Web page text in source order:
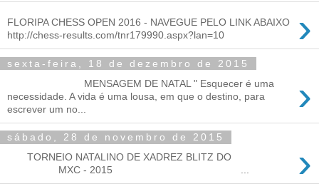
›
FLORIPA CHESS OPEN 2016 - NAVEGUE PELO LINK ABAIXO
http://chess-results.com/tnr179990.aspx?lan=10
sexta-feira, 18 de dezembro de 2015
›
MENSAGEM DE NATAL " Esquecer é uma
necessidade. A vida é uma lousa, em que o destino, para
escrever um no...
sábado, 28 de novembro de 2015
›
TORNEIO NATALINO DE XADREZ BLITZ DO
MXC - 2015 ...